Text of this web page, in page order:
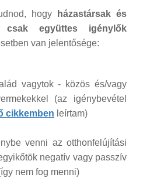
hogy
házastársak és
csak együttes igénylők
van jelentősége:
vagytok - közös és/vagy
(az igénybevétel
cikkemben leírtam)
venni az otthonfelújítási
negatív vagy passzív
nem fog menni)